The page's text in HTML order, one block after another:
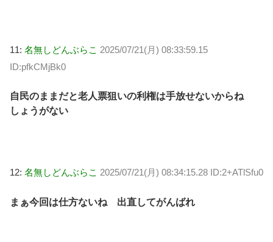
11: 名無しどんぶらこ 2025/07/21(月) 08:33:59.15
ID:pfkCMjBk0
自民のままだと老人票狙いの利権は手放せないからね
しょうがない
12: 名無しどんぶらこ 2025/07/21(月) 08:34:15.28 ID:2+ATlSfu0
まぁ今回は仕方ないね 出直してがんばれ